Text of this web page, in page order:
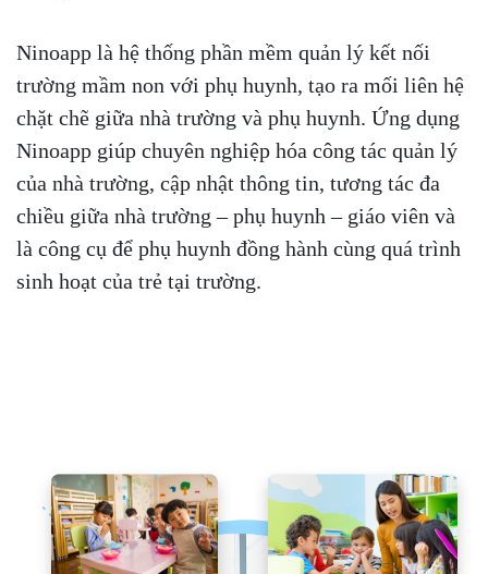
Ninoapp là hệ thống phần mềm quản lý kết nối
trường mầm non với phụ huynh, tạo ra mối liên hệ
chặt chẽ giữa nhà trường và phụ huynh. Ứng dụng
Ninoapp giúp chuyên nghiệp hóa công tác quản lý
của nhà trường, cập nhật thông tin, tương tác đa
chiều giữa nhà trường – phụ huynh – giáo viên và
là công cụ để phụ huynh đồng hành cùng quá trình
sinh hoạt của trẻ tại trường.